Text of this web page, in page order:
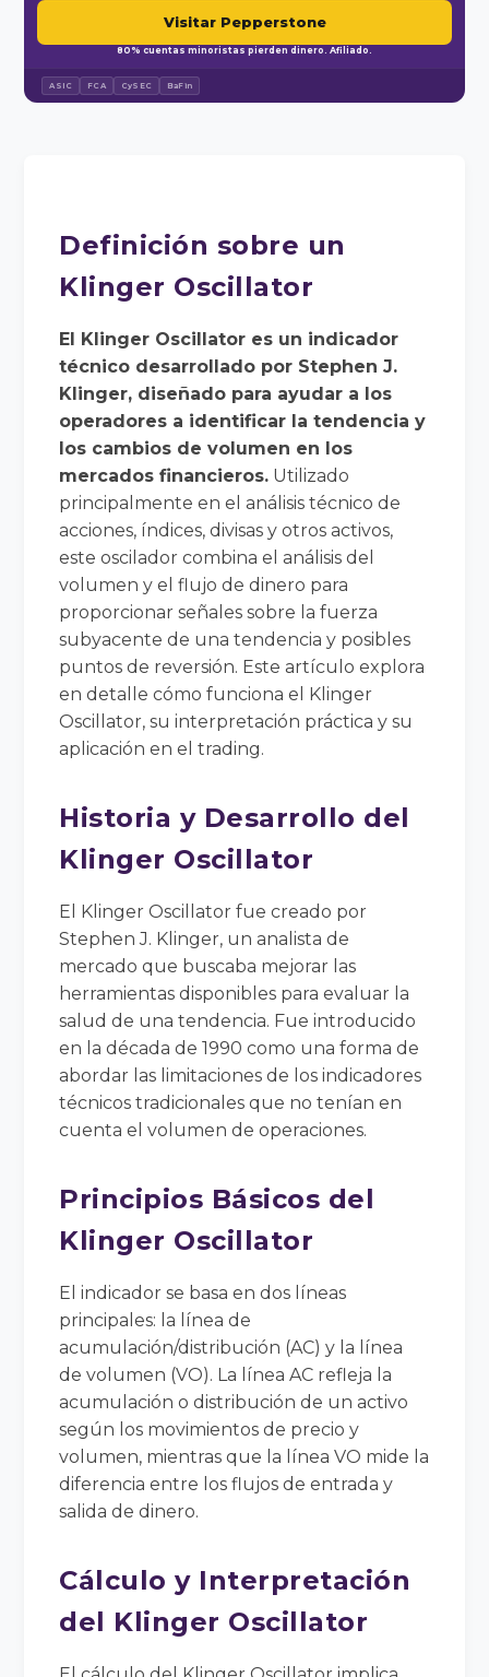
Visitar Pepperstone
80% cuentas minoristas pierden dinero. Afiliado.
ASIC FCA CySEC BaFin
Definición sobre un
Klinger Oscillator
El Klinger Oscillator es un indicador
técnico desarrollado por Stephen J.
Klinger, diseñado para ayudar a los
operadores a identificar la tendencia y
los cambios de volumen en los
mercados financieros. Utilizado
principalmente en el análisis técnico de
acciones, índices, divisas y otros activos,
este oscilador combina el análisis del
volumen y el flujo de dinero para
proporcionar señales sobre la fuerza
subyacente de una tendencia y posibles
puntos de reversión. Este artículo explora
en detalle cómo funciona el Klinger
Oscillator, su interpretación práctica y su
aplicación en el trading.
Historia y Desarrollo del
Klinger Oscillator
El Klinger Oscillator fue creado por
Stephen J. Klinger, un analista de
mercado que buscaba mejorar las
herramientas disponibles para evaluar la
salud de una tendencia. Fue introducido
en la década de 1990 como una forma de
abordar las limitaciones de los indicadores
técnicos tradicionales que no tenían en
cuenta el volumen de operaciones.
Principios Básicos del
Klinger Oscillator
El indicador se basa en dos líneas
principales: la línea de
acumulación/distribución (AC) y la línea
de volumen (VO). La línea AC refleja la
acumulación o distribución de un activo
según los movimientos de precio y
volumen, mientras que la línea VO mide la
diferencia entre los flujos de entrada y
salida de dinero.
Cálculo y Interpretación
del Klinger Oscillator